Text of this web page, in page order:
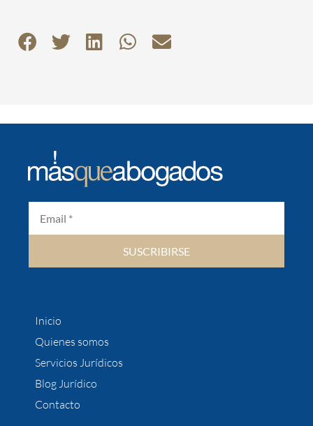
SUSCRIBIRSE
Inicio
Quienes somos
Servicios Jurídicos
Blog Jurídico
Contacto